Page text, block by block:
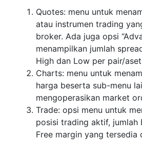
Quotes: menu untuk
atau instrumen trading
broker. Ada juga opsi
menampilkan jumlah
High dan Low per pair/
Charts: menu untuk
harga beserta sub-menu
mengoperasikan market
Trade: opsi menu untuk
posisi trading aktif, jumlah
Free margin yang tersedia